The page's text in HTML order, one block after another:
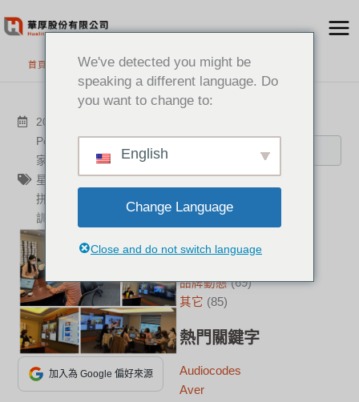
至
首頁 最新消息
2022-12-02
Poly
華厚,遠距協作,通訊專
家
幸福企業,Samsung,三
星
PolyClariti,電視牆,液晶
拼接電視牆
訓練
加入為 Google 偏好來源
搜尋
分類
新聞中心(21)
成功案例
品牌動態(69)
其它 (85)
熱門關鍵字
Audiocodes
Aver
We've detected you might be
speaking a different language. Do
you want to change to:
English
Change Language
Close and do not switch language